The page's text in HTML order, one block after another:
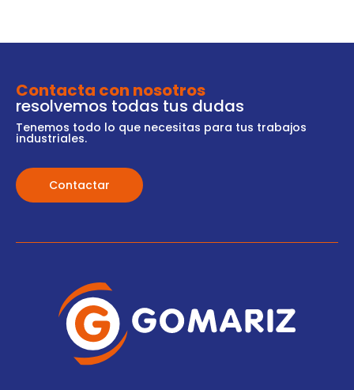
Contacta con nosotros
resolvemos todas tus dudas
Tenemos todo lo que necesitas para tus trabajos
industriales.
Contactar